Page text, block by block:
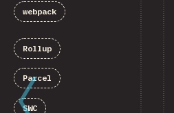
webpack
Rollup
Parcel
SWC